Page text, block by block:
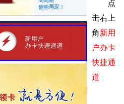
点
击右上
角新用
户办卡
快捷通
道